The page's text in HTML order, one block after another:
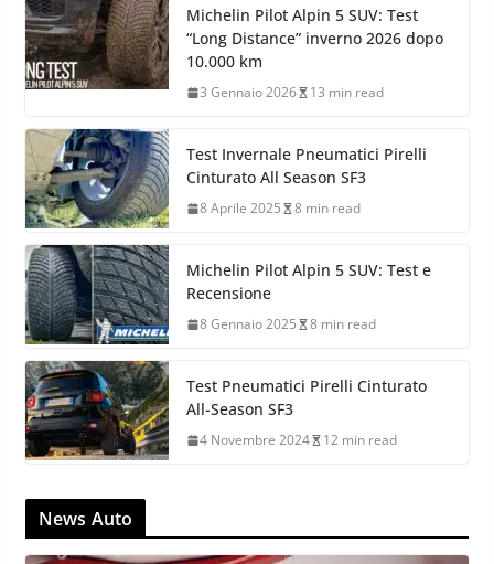
Michelin Pilot Alpin 5 SUV: Test
“Long Distance” inverno 2026 dopo
10.000 km
3 Gennaio 2026 13 min read
Test Invernale Pneumatici Pirelli
Cinturato All Season SF3
8 Aprile 2025 8 min read
Michelin Pilot Alpin 5 SUV: Test e
Recensione
8 Gennaio 2025 8 min read
Test Pneumatici Pirelli Cinturato
All-Season SF3
4 Novembre 2024 12 min read
News Auto